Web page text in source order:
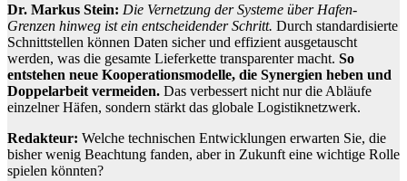
Dr. Markus Stein: Die Vernetzung der Systeme über Hafen-
Grenzen hinweg ist ein entscheidender Schritt. Durch standardisierte
Schnittstellen können Daten sicher und effizient ausgetauscht
werden, was die gesamte Lieferkette transparenter macht. So
entstehen neue Kooperationsmodelle, die Synergien heben und
Doppelarbeit vermeiden. Das verbessert nicht nur die Abläufe
einzelner Häfen, sondern stärkt das globale Logistiknetzwerk.
Redakteur: Welche technischen Entwicklungen erwarten Sie, die
bisher wenig Beachtung fanden, aber in Zukunft eine wichtige Rolle
spielen könnten?